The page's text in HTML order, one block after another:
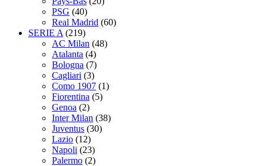
PSG (40)
Real Madrid (60)
SERIE A (219)
AC Milan (48)
Atalanta (4)
Bologna (7)
Cagliari (3)
Como 1907 (1)
Fiorentina (5)
Genoa (2)
Inter Milan (38)
Juventus (30)
Lazio (12)
Napoli (23)
Palermo (2)